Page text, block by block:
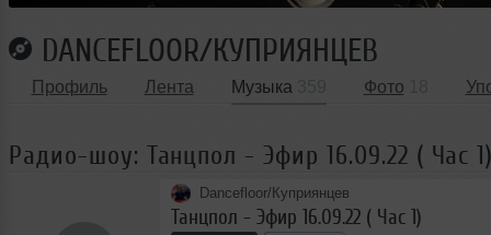
DANCEFLOOR/КУПРИЯНЦЕВ
Профиль Лента Музыка Фото
Радио-шоу: Танцпол - Эфир 16.09.22 ( Час
Dancefloor/Куприянцев
Танцпол - Эфир 16.09.22 ( Час 1)